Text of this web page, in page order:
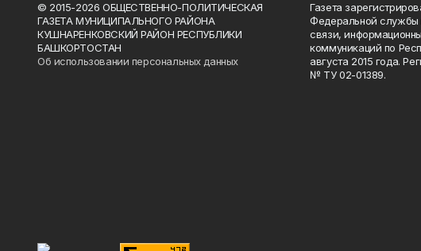
© 2015-2026 ОБЩЕСТВЕННО-ПОЛИТИЧЕСКАЯ
ГАЗЕТА МУНИЦИПАЛЬНОГО РАЙОНА
КУШНАРЕНКОВСКИЙ РАЙОН РЕСПУБЛИКИ
БАШКОРТОСТАН
Об использовании персональных данных
Газета
Федеральной службы
связи,
коммуникаций по
августа 2015 года.
№ ТУ 02-01389.